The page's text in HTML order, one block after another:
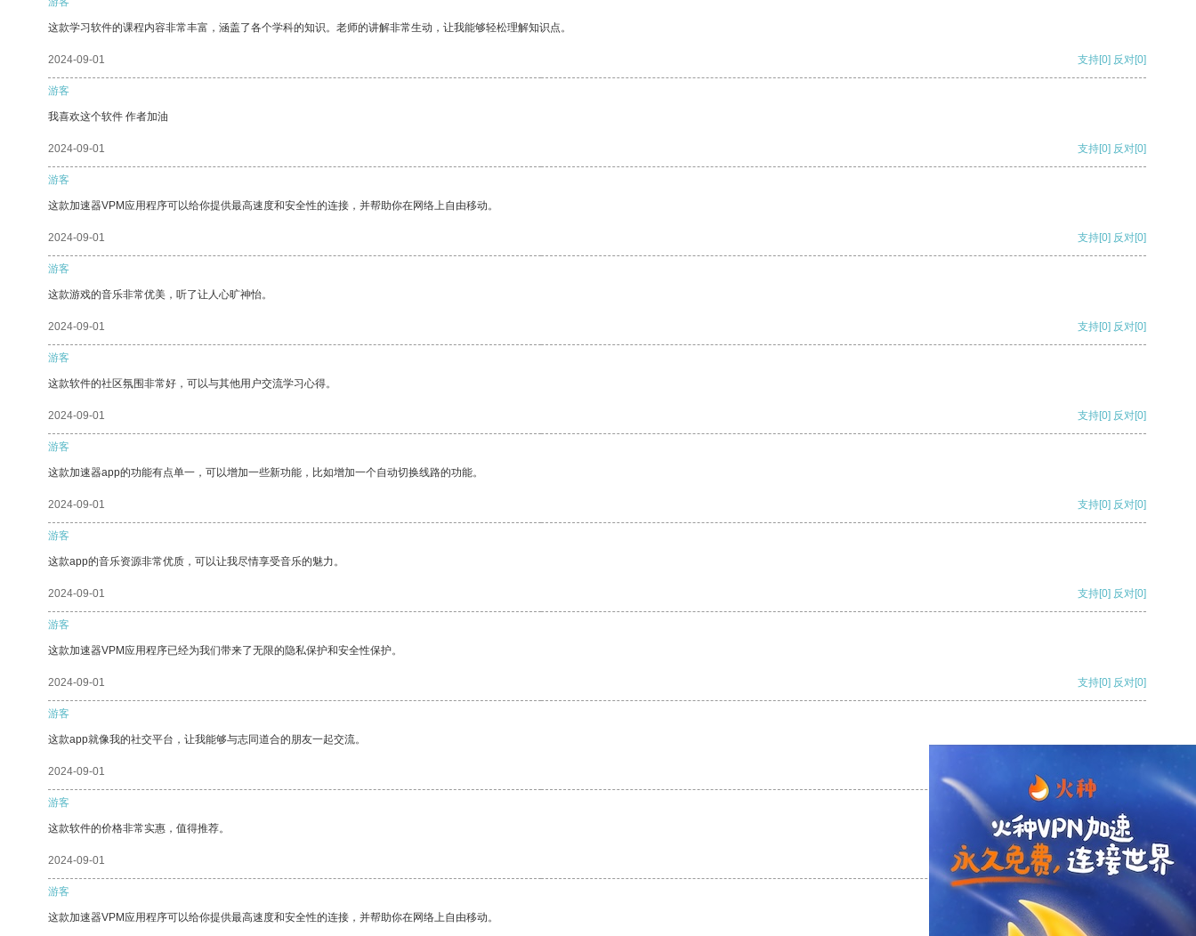
这款学习软件的课程内容非常丰富，涵盖了各个学科的知识。老师的讲解非常生动，让我能够轻松理解知识点。
2024-09-01 支持[0] 反对[0]
游客
我喜欢这个软件 作者加油
2024-09-01 支持[0] 反对[0]
游客
这款加速器VPM应用程序可以给你提供最高速度和安全性的连接，并帮助你在网络上自由移动。
2024-09-01 支持[0] 反对[0]
游客
这款游戏的音乐非常优美，听了让人心旷神怡。
2024-09-01 支持[0] 反对[0]
游客
这款软件的社区氛围非常好，可以与其他用户交流学习心得。
2024-09-01 支持[0] 反对[0]
游客
这款加速器app的功能有点单一，可以增加一些新功能，比如增加一个自动切换线路的功能。
2024-09-01 支持[0] 反对[0]
游客
这款app的音乐资源非常优质，可以让我尽情享受音乐的魅力。
2024-09-01 支持[0] 反对[0]
游客
这款加速器VPM应用程序已经为我们带来了无限的隐私保护和安全性保护。
2024-09-01 支持[0] 反对[0]
游客
这款app就像我的社交平台，让我能够与志同道合的朋友一起交流。
2024-09-01
游客
这款软件的价格非常实惠，值得推荐。
2024-09-01 支持 [0] 反对[0]
游客
这款加速器VPM应用程序可以给你提供最高速度和安全性的连接，并帮助你在网络上自由移动。